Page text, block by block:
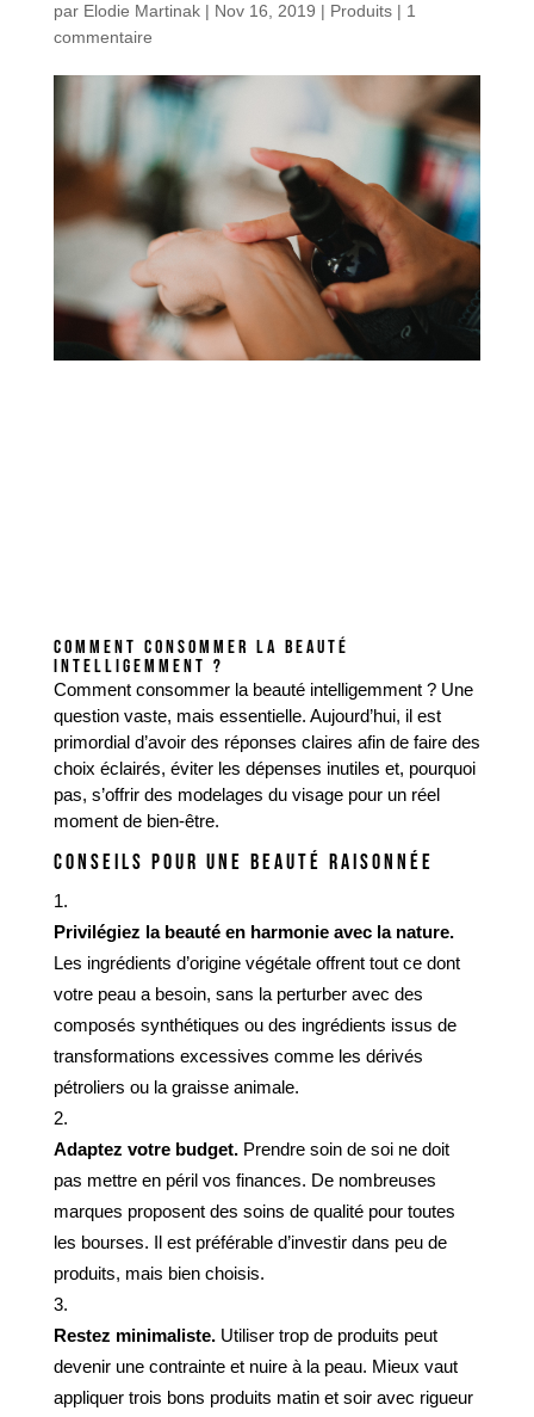
par Elodie Martinak| Nov 16, 2019 | Produits| 1
commentaire
COMMENT CONSOMMER LA BEAUTÉ
INTELLIGEMMENT ?
Comment consommer la beauté intelligemment ? Une
question vaste, mais essentielle. Aujourd’hui, il est
primordial d’avoir des réponses claires afin de faire des
choix éclairés, éviter les dépenses inutiles et, pourquoi
pas, s’offrir des modelages du visage pour un réel
moment de bien-être.
CONSEILS POUR UNE BEAUTÉ RAISONNÉE
Privilégiez la beauté en harmonie avec la nature.
Les ingrédients d’origine végétale offrent tout ce dont
votre peau a besoin, sans la perturber avec des
composés synthétiques ou des ingrédients issus de
transformations excessives comme les dérivés
pétroliers ou la graisse animale.
Adaptez votre budget.Prendre soin de soi ne doit
pas mettre en péril vos finances. De nombreuses
marques proposent des soins de qualité pour toutes
les bourses. Il est préférable d’investir dans peu de
produits, mais bien choisis.
Restez minimaliste.Utiliser trop de produits peut
devenir une contrainte et nuire à la peau. Mieux vaut
appliquer trois bons produits matin et soir avec rigueur